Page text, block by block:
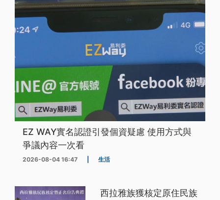
EZ WAY實名認證引發個資疑慮 使用方式與
爭議內容一次看
2026-08-04 16:47 生活
西拉雅族獲核定原住民族